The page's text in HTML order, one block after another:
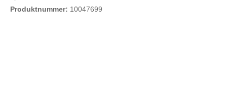
Produktnummer: 10047699